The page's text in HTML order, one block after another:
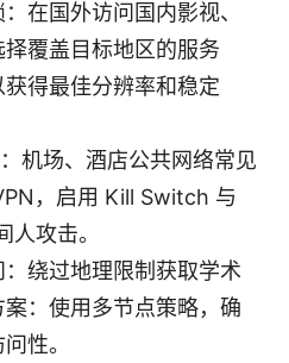
在国外访问国内影视、
覆盖目标地区的服务
得最佳分辨率和稳定
机场、酒店公共网络常见
，启用 Kill Switch 与
人攻击。
绕过地理限制获取学术
：使用多节点策略，确
性。